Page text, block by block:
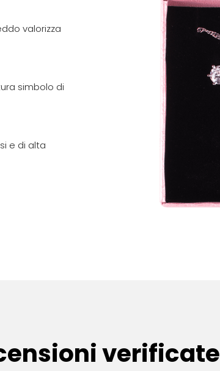
valorizza
simbolo di
e di alta
verificate